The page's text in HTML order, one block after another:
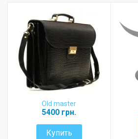
Old master
5400 грн.
Купить